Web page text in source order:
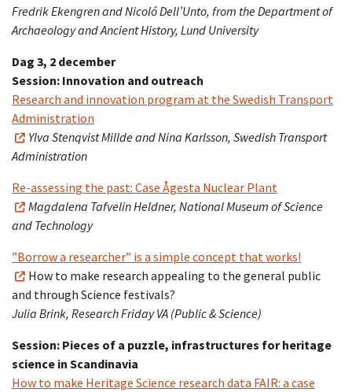
Fredrik Ekengren and Nicoló Dell’Unto, from the Department of
Archaeology and Ancient History, Lund University
Dag 3, 2 december
Session: Innovation and outreach
Research and innovation program at the Swedish Transport
Administration
Ylva Stenqvist Millde and Nina Karlsson, Swedish Transport
Administration
Re-assessing the past: Case Ågesta Nuclear Plant
Magdalena Tafvelin Heldner, National Museum of Science
and Technology
”Borrow a researcher” is a simple concept that works!
How to make research appealing to the general public
and through Science festivals?
Julia Brink, Research Friday VA (Public & Science)
Session: Pieces of a puzzle, infrastructures for heritage
science in Scandinavia
How to make Heritage Science research data FAIR: a case